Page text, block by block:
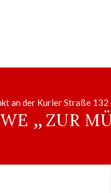
an der Kurler Straße
„ZUR